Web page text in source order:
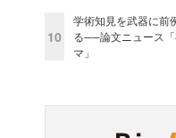
10
学術知見を武器に前
る──論文ニュース
マ」